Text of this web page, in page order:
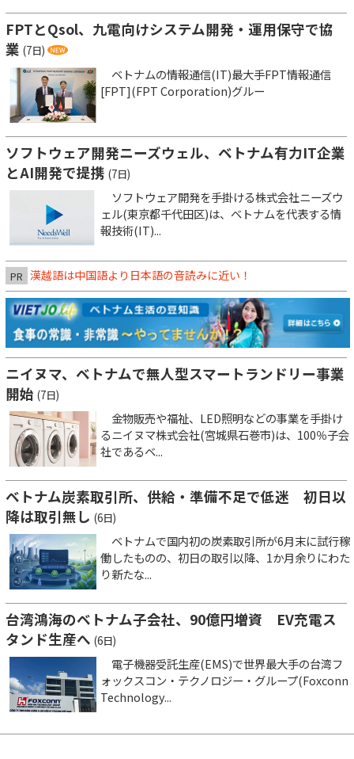
FPTとQsol、九電向けシステム開発・運用保守で協
業 (7日)
ベトナムの情報通信(IT)最大手FPT情報通信
[FPT](FPT Corporation)グルー
ソフトウェア開発ニーズウェル、ベトナム有力IT企業
とAI開発で提携 (7日)
ソフトウェア開発を手掛ける株式会社ニーズウ
ェル(東京都千代田区)は、ベトナムを代表する情
報技術(IT)...
PR 漢越語は中国語より日本語の音読みに近い！
ニイヌマ、ベトナムで無人型スマートランドリー事業
開始 (7日)
金物販売や福祉、LED照明などの事業を手掛け
るニイヌマ株式会社(宮城県石巻市)は、100％子会
社であるベ...
ベトナム炭素取引所、供給・準備不足で低迷 初日以
降は取引無し (6日)
ベトナムで国内初の炭素取引所が6月末に試行稼
働したものの、初日の取引以降、1か月余りにわた
り新たな...
台湾鴻海のベトナム子会社、90億円増資 EV充電ス
タンド生産へ (6日)
電子機器受託生産(EMS)で世界最大手の台湾フ
ォックスコン・テクノロジー・グループ(Foxconn
Technology...